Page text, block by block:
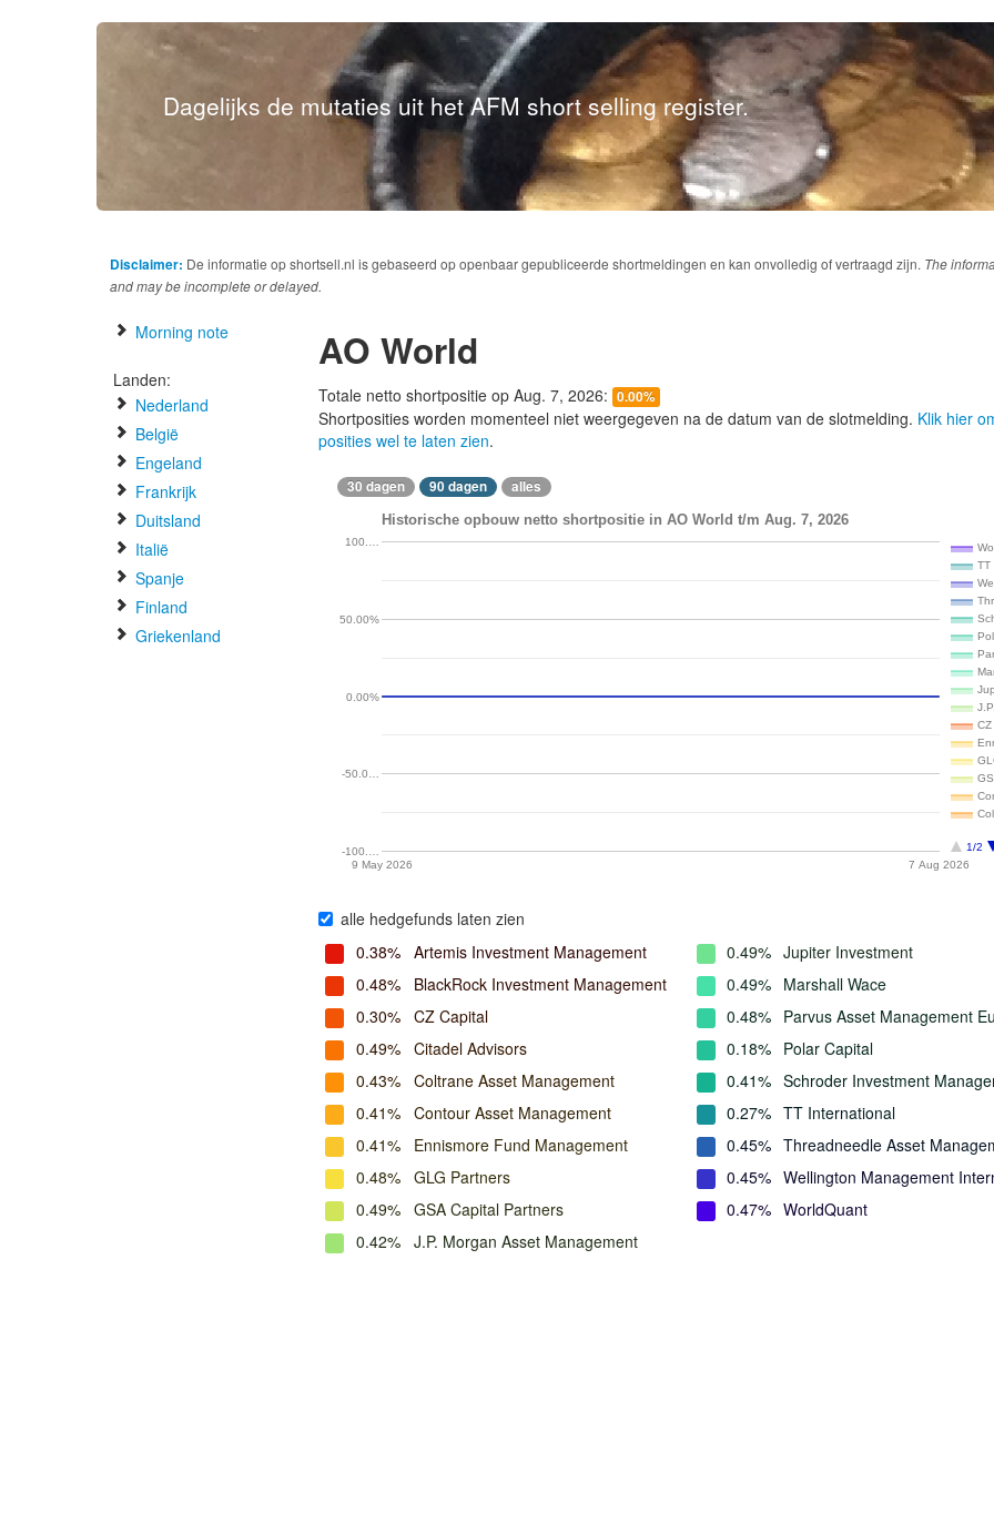
Dagelijks de mutaties uit het AFM short selling register.
Disclaimer: De informatie op shortsell.nl is gebaseerd op openbaar gepubliceerde shortmeldingen en kan onvolledig of vertraagd zijn. The
and may be incomplete or delayed.
Morning note
Landen:
Nederland
België
Engeland
Frankrijk
Duitsland
Italië
Spanje
Finland
Griekenland
AO World
Totale netto shortpositie op Aug. 7, 2026: 0.00%
Shortposities worden momenteel niet weergegeven na de datum van de slotmelding. Klik hier
posities wel te laten zien.
30 dagen 90 dagen alles
Historische opbouw netto shortpositie in AO World t/m Aug. 7, 2026
TT
1/2
9 May 2026
7 Aug 2026
-100.…
-50.0…
0.00%
50.00%
100.…
alle hedgefunds laten zien
0.38% Artemis Investment Management
0.48%
BlackRock Investment Management
0.30% CZ Capital
0.49% Citadel Advisors
0.43% Coltrane Asset Management
0.41% Contour Asset Management
0.41%
Ennismore Fund Management
0.48% GLG Partners
0.49% GSA Capital Partners
0.42% J.P. Morgan Asset Management
0.49% Jupiter Investment
0.49% Marshall Wace
0.48% Parvus Asset Management
0.18% Polar Capital
0.41% Schroder Investment
0.27% TT International
0.45% Threadneedle Asset
0.45% Wellington Management
0.47% WorldQuant